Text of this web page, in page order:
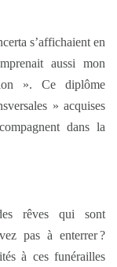
s’affichaient en
aussi mon
». Ce diplôme
» acquises
dans la
rêves qui sont
pas à enterrer ?
à ces funérailles